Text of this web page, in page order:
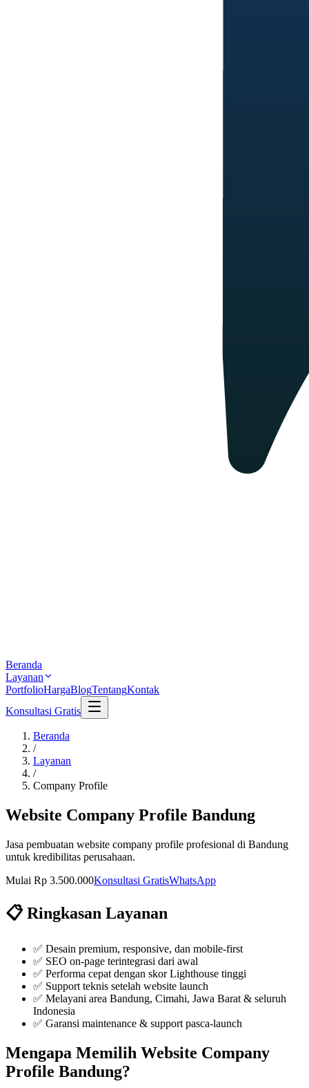
Beranda
Layanan
PortfolioHargaBlogTentangKontak
Konsultasi Gratis
Beranda
/
Layanan
/
Company Profile
Website Company Profile Bandung
Jasa pembuatan website company profile profesional di Bandung
untuk kredibilitas perusahaan.
Mulai Rp 3.500.000Konsultasi GratisWhatsApp
📋 Ringkasan Layanan
✅ Desain premium, responsive, dan mobile-first
✅ SEO on-page terintegrasi dari awal
✅ Performa cepat dengan skor Lighthouse tinggi
✅ Support teknis setelah website launch
✅ Melayani area Bandung, Cimahi, Jawa Barat & seluruh
Indonesia
✅ Garansi maintenance & support pasca-launch
Mengapa Memilih Website Company
Profile Bandung?